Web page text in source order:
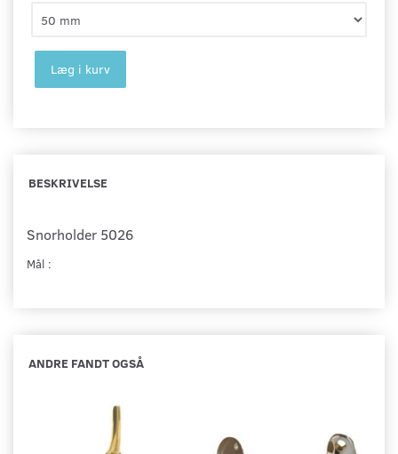
Læg i kurv
BESKRIVELSE
Snorholder 5026
Mål :
ANDRE FANDT OGSÅ